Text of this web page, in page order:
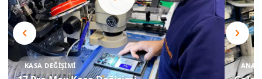
KASA DEĞIŞIMI